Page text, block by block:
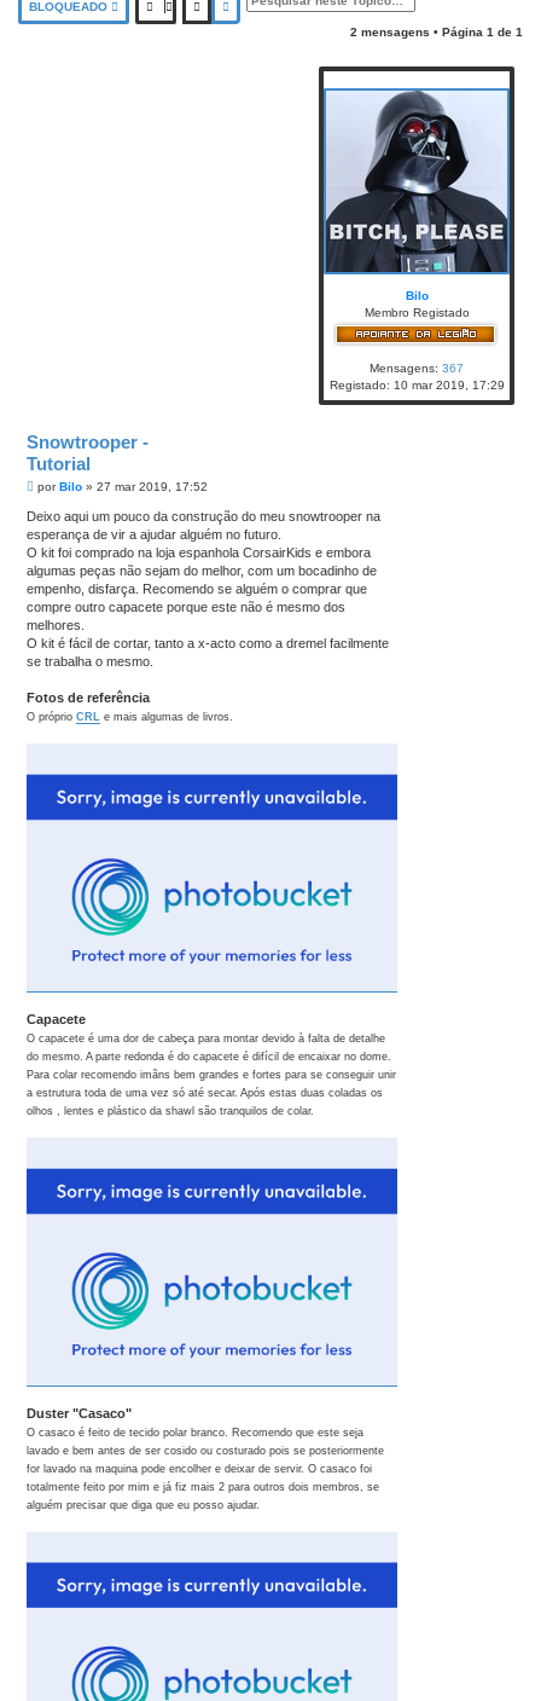
BLOQUEADO PESQUISAR
PESQUISA AVANÇADA
2 mensagens • Página 1 de 1
Bilo
Membro Registado
Mensagens: 367
Registado: 10 mar 2019, 17:29
Snowtrooper -
Tutorial
M
n
s
a
g
e
m
porBilo » 27 mar 2019, 17:52
Deixo aqui um pouco da construção do meu snowtrooper na
esperança de vir a ajudar alguém no futuro.
O kit foi comprado na loja espanhola CorsairKids e embora
algumas peças não sejam do melhor, com um bocadinho de
empenho, disfarça. Recomendo se alguém o comprar que
compre outro capacete porque este não é mesmo dos
melhores.
O kit é fácil de cortar, tanto a x-acto como a dremel facilmente
se trabalha o mesmo.
Fotos de referência
O próprio CRL e mais algumas de livros.
Capacete
O capacete é uma dor de cabeça para montar devido à falta de detalhe
do mesmo. A parte redonda é do capacete é difícil de encaixar no dome.
Para colar recomendo imãns bem grandes e fortes para se conseguir unir
a estrutura toda de uma vez só até secar. Após estas duas coladas os
olhos , lentes e plástico da shawl são tranquilos de colar.
Duster "Casaco"
O casaco é feito de tecido polar branco. Recomendo que este seja
lavado e bem antes de ser cosido ou costurado pois se posteriormente
for lavado na maquina pode encolher e deixar de servir. O casaco foi
totalmente feito por mim e já fiz mais 2 para outros dois membros, se
alguém precisar que diga que eu posso ajudar.